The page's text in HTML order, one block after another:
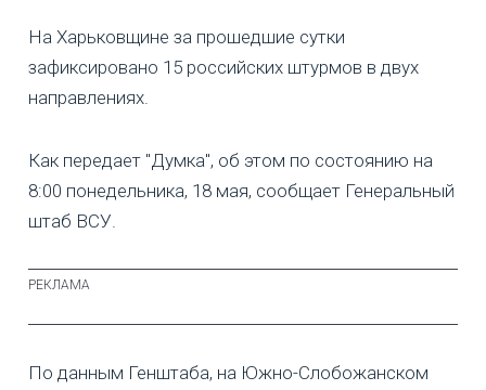
На Харьковщине за прошедшие сутки
зафиксировано 15 российских штурмов в двух
направлениях.
Как передает "Думка", об этом по состоянию на
8:00 понедельника, 18 мая, сообщает Генеральный
штаб ВСУ.
По данным Генштаба, на Южно-Слобожанском